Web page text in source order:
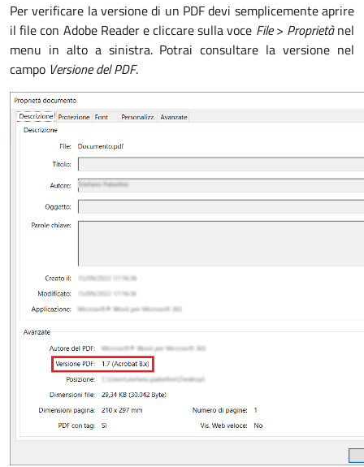
Per verificare la versione di un PDF devi semplicemente aprire
il file con Adobe Reader e cliccare sulla voce File> Proprietànel
menu in alto a sinistra. Potrai consultare la versione nel
campo Versione del PDF.